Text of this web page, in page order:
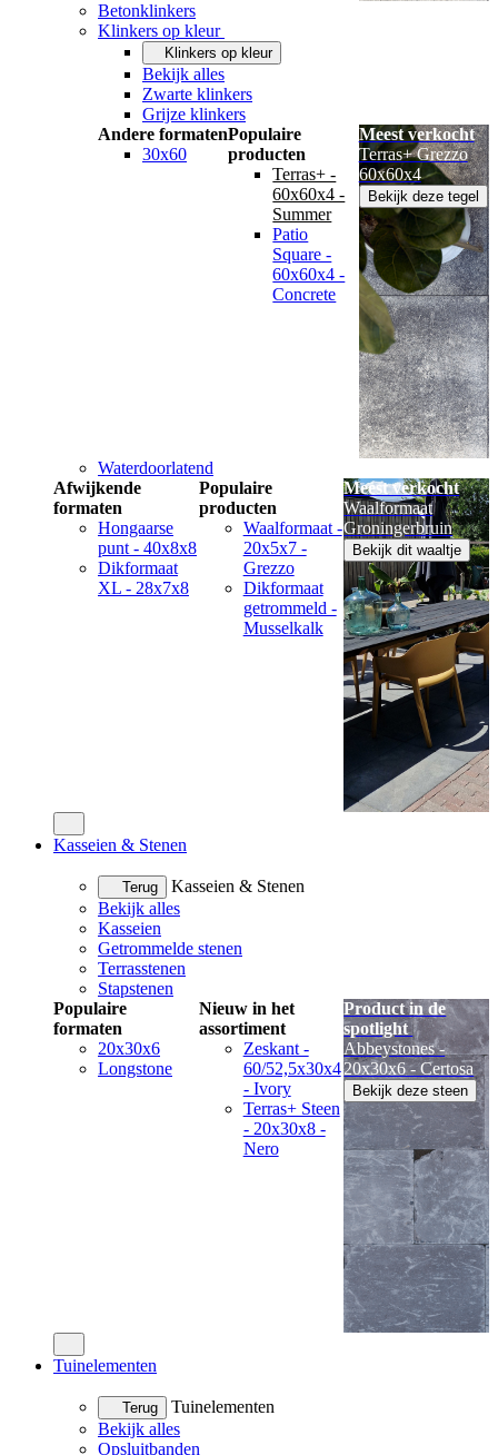
Betonklinkers
Klinkers op kleur
Klinkers op kleur
Bekijk alles
Zwarte klinkers
Grijze klinkers
Andere formaten
30x60
Populaire
producten
Terras+ -
60x60x4 -
Summer
Patio
Square -
60x60x4 -
Concrete
Meest verkocht
Terras+ Grezzo
60x60x4
Bekijk deze tegel
Waterdoorlatend
Afwijkende
formaten
Hongaarse
punt - 40x8x8
Dikformaat
XL - 28x7x8
Populaire
producten
Waalformaat -
20x5x7 -
Grezzo
Dikformaat
getrommeld -
Musselkalk
Meest verkocht
Waalformaat
Groningerbruin
Bekijk dit waaltje
Kasseien & Stenen
Terug
Kasseien & Stenen
Bekijk alles
Kasseien
Getrommelde stenen
Terrasstenen
Stapstenen
Populaire
formaten
20x30x6
Longstone
Nieuw in het
assortiment
Zeskant -
60/52,5x30x4
- Ivory
Terras+ Steen
- 20x30x8 -
Nero
Product in de
spotlight
Abbeystones -
20x30x6 - Certosa
Bekijk deze steen
Tuinelementen
Terug
Tuinelementen
Bekijk alles
Opsluitbanden